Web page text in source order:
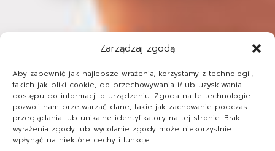
Zarządzaj zgodą
Aby zapewnić jak najlepsze wrażenia, korzystamy z technologii,
takich jak pliki cookie, do przechowywania i/lub uzyskiwania
dostępu do informacji o urządzeniu. Zgoda na te technologie
pozwoli nam przetwarzać dane, takie jak zachowanie podczas
przeglądania lub unikalne identyfikatory na tej stronie. Brak
wyrażenia zgody lub wycofanie zgody może niekorzystnie
wpłynąć na niektóre cechy i funkcje.